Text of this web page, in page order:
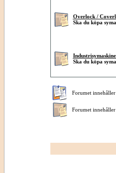
Overlock /
Ska du köpa
Ska du köpa
Forumet
Forumet